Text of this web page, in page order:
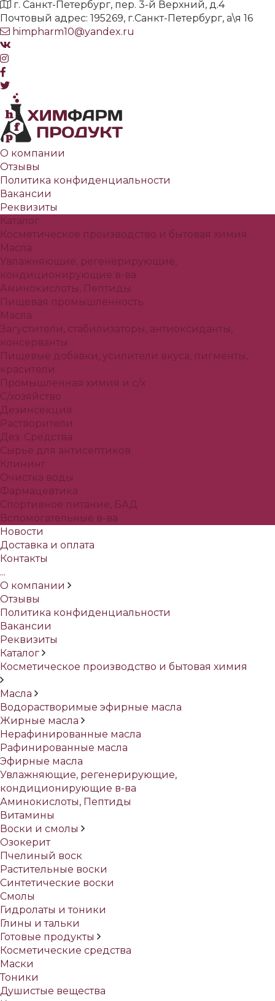
г. Санкт-Петербург, пер. 3-й Верхний, д.4
Почтовый адрес: 195269, г.Санкт-Петербург, а\я 16
himpharm10@yandex.ru
О компании
Отзывы
Политика конфиденциальности
Вакансии
Реквизиты
Каталог
Косметическое производство и бытовая химия
Масла
Увлажняющие, регенерирующие,
кондиционирующие в-ва
Аминокислоты, Пептиды
Пищевая промышленность
Масла
Загустители, стабилизаторы, антиоксиданты,
консерванты
Пищевые добавки, усилители вкуса, пигменты,
красители
Промышленная химия и с/х
С/хозяйство
Дезинсекция
Растворители
Дез. Средства
Сырье для антисептиков
Клининг
Очистка воды
Фармацевтика
Спортивное питание, БАД
Вспомогательные в-ва
Новости
Доставка и оплата
Контакты
...
О компании
Отзывы
Политика конфиденциальности
Вакансии
Реквизиты
Каталог
Косметическое производство и бытовая химия
Масла
Водорастворимые эфирные масла
Жирные масла
Нерафинированные масла
Рафинированные масла
Эфирные масла
Увлажняющие, регенерирующие,
кондиционирующие в-ва
Аминокислоты, Пептиды
Витамины
Воски и смолы
Озокерит
Пчелиный воск
Растительные воски
Синтетические воски
Смолы
Гидролаты и тоники
Глины и тальки
Готовые продукты
Косметические средства
Маски
Тоники
Душистые вещества